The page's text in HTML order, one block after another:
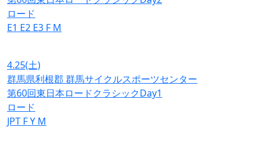
ロード
E1 E2 E3 F M
4.25(土)
群馬県利根郡 群馬サイクルスポーツセンター
第60回東日本ロードクラシックDay1
ロード
JPT FY M